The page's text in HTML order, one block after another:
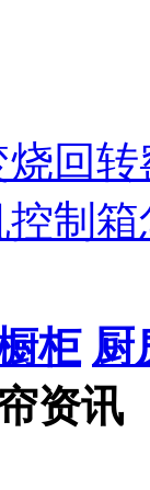
回
控制
柜 厨
资讯